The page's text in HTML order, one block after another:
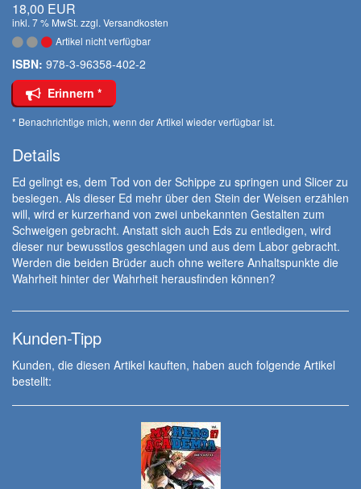
18,00 EUR
inkl. 7 % MwSt. zzgl. Versandkosten
Artikel nicht verfügbar
ISBN: 978-3-96358-402-2
Erinnern *
* Benachrichtige mich, wenn der Artikel wieder verfügbar ist.
Details
Ed gelingt es, dem Tod von der Schippe zu springen und Slicer zu
besiegen. Als dieser Ed mehr über den Stein der Weisen erzählen
will, wird er kurzerhand von zwei unbekannten Gestalten zum
Schweigen gebracht. Anstatt sich auch Eds zu entledigen, wird
dieser nur bewusstlos geschlagen und aus dem Labor gebracht.
Werden die beiden Brüder auch ohne weitere Anhaltspunkte die
Wahrheit hinter der Wahrheit herausfinden können?
Kunden-Tipp
Kunden, die diesen Artikel kauften, haben auch folgende Artikel
bestellt: